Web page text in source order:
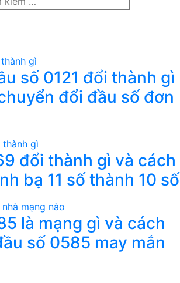
số 0121 đổi thành gì
đổi đầu số đơn
đổi thành gì và cách
bạ 11 số thành 10 số
là mạng gì và cách
số 0585 may mắn